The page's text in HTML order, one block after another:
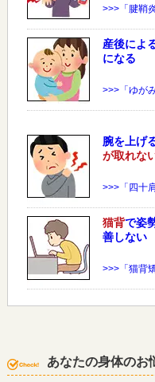
>>>「腱鞘
産後によ
になる
>>>「ゆが
腕を上げ
が取れな
>>>「四十
猫背で姿
善しない
>>>「猫背
あなたの身体のお